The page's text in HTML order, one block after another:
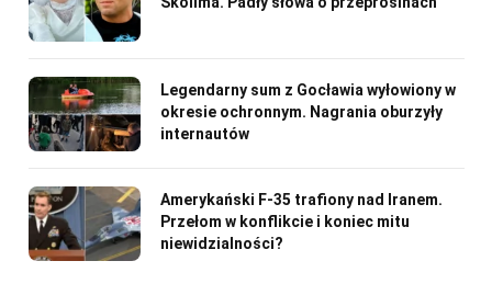
Legendarny sum z Gocławia wyłowiony w
okresie ochronnym. Nagrania oburzyły
internautów
Amerykański F-35 trafiony nad Iranem.
Przełom w konflikcie i koniec mitu
niewidzialności?